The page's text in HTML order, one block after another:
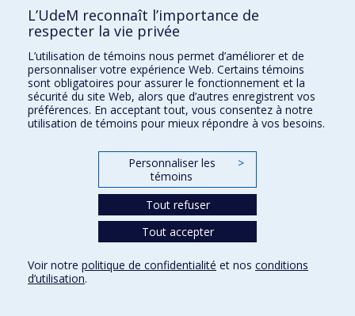
sur cette œuvre en compagnie du metteur en scène
Patrick R.Lacharité et de renouer avec le monde de la
musique.
Patrick R. Lacharité
L’UdeM reconnaît l’importance de
respecter la vie privée
L’utilisation de témoins nous permet d’améliorer et de
personnaliser votre expérience Web. Certains témoins
sont obligatoires pour assurer le fonctionnement et la
sécurité du site Web, alors que d’autres enregistrent vos
préférences. En acceptant tout, vous consentez à notre
utilisation de témoins pour mieux répondre à vos besoins.
Personnaliser les
témoins
>
Tout refuser
Tout accepter
Voir notre politique de confidentialité et nos conditions
d’utilisation.